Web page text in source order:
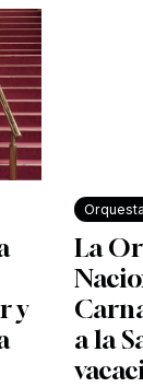
y
La
a la